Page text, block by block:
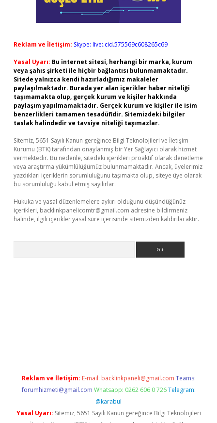
Reklam ve İletişim: Skype: live:.cid.575569c608265c69
Yasal Uyarı: Bu internet sitesi, herhangi bir marka, kurum
veya şahıs şirketi ile hiçbir bağlantısı bulunmamaktadır.
Sitede yalnızca kendi hazırladığımız makaleler
paylaşılmaktadır. Burada yer alan içerikler haber niteliği
taşımamakta olup, gerçek kurum ve kişiler hakkında
paylaşım yapılmamaktadır. Gerçek kurum ve kişiler ile isim
benzerlikleri tamamen tesadüfidir. Sitemizdeki bilgiler
taslak halindedir ve tavsiye niteliği taşımazlar.
Sitemiz, 5651 Sayılı Kanun gereğince Bilgi Teknolojileri ve İletişim
Kurumu (BTK) tarafından onaylanmış bir Yer Sağlayıcı olarak hizmet
vermektedir. Bu nedenle, sitedeki içerikleri proaktif olarak denetleme
veya araştırma yükümlülüğümüz bulunmamaktadır. Ancak, üyelerimiz
yazdıkları içeriklerin sorumluluğunu taşımakta olup, siteye üye olarak
bu sorumluluğu kabul etmiş sayılırlar.
Hukuka ve yasal düzenlemelere aykırı olduğunu düşündüğünüz
içerikleri, backlinkpanelicomtr@gmail.com adresine bildirmeniz
halinde, ilgili içerikler yasal süre içerisinde sitemizden kaldırılacaktır.
Reklam ve İletişim: E-mail: backlinkpaneli@gmail.com Teams:
forumhizmeti@gmail.com Whatsapp: 0262 606 0 726 Telegram:
@karabul
Yasal Uyarı: Sitemiz, 5651 Sayılı Kanun gereğince Bilgi Teknolojileri